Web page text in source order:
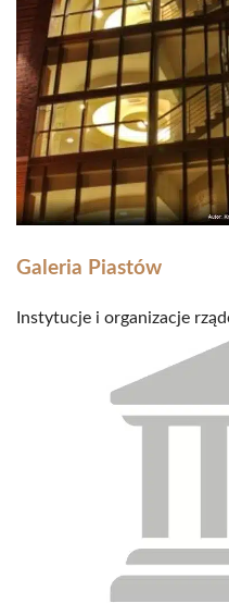
Galeria Piastów
Instytucje i organizacje